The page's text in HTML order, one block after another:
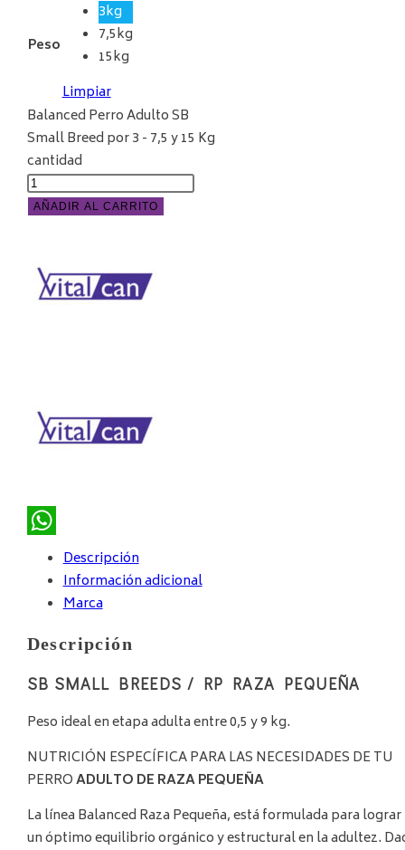
Peso
3kg
7,5kg
15kg
Limpiar
Balanced Perro Adulto SB
Small Breed por 3 - 7,5 y 15 Kg
cantidad
AÑADIR AL CARRITO
WhatsApp
Descripción
Información adicional
Marca
Descripción
SB SMALL BREEDS / RP RAZA PEQUEÑA
Peso ideal en etapa adulta entre 0,5 y 9 kg.
NUTRICIÓN ESPECÍFICA PARA LAS NECESIDADES DE TU
PERROADULTO DE RAZA PEQUEÑA
La línea Balanced Raza Pequeña, está formulada para lograr
un óptimo equilibrio orgánico y estructural en la adultez.